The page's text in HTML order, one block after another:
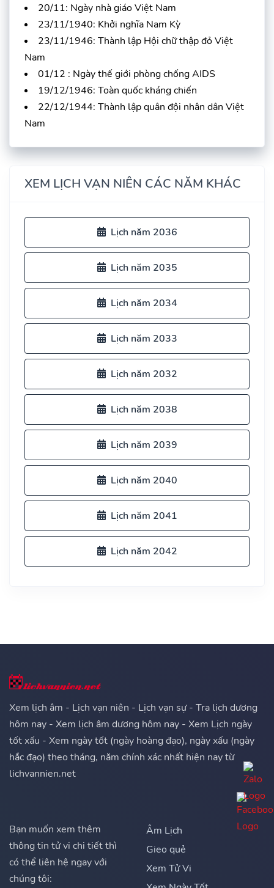
20/11: Ngày nhà giáo Việt Nam
23/11/1940: Khởi nghĩa Nam Kỳ
23/11/1946: Thành lập Hội chữ thập đỏ Việt
Nam
01/12 : Ngày thế giới phòng chống AIDS
19/12/1946: Toàn quốc kháng chiến
22/12/1944: Thành lập quân đội nhân dân Việt
Nam
XEM LỊCH VẠN NIÊN CÁC NĂM KHÁC
Lịch năm 2036
Lịch năm 2035
Lịch năm 2034
Lịch năm 2033
Lịch năm 2032
Lịch năm 2038
Lịch năm 2039
Lịch năm 2040
Lịch năm 2041
Lịch năm 2042
Xem lịch âm - Lịch vạn niên - Lịch vạn sự - Tra lịch dương
hôm nay - Xem lịch âm dương hôm nay - Xem Lịch ngày
tốt xấu - Xem ngày tốt (ngày hoàng đạo), ngày xấu (ngày
hắc đạo) theo tháng, năm chính xác nhất hiện nay từ
lichvannien.net
Bạn muốn xem thêm
thông tin tử vi chi tiết thì
có thể liên hệ ngay với
chúng tôi:
Âm Lịch
Gieo quẻ
Xem Tử Vi